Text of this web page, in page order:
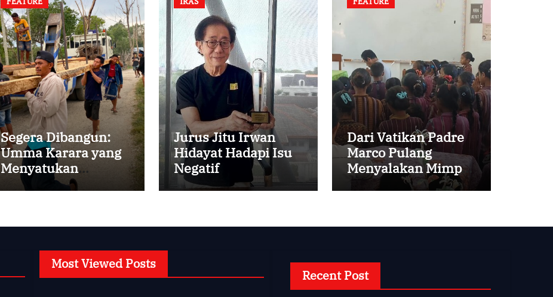
Segera Dibangun:
Umma Karara yang
Menyatukan
Kembali
Jurus Jitu Irwan
Hidayat Hadapi Isu
Negatif
Dari Vatikan Padre
Marco Pulang
Menyalakan Mimpi
Anak-anak Desa
Most Viewed Posts
Recent Post